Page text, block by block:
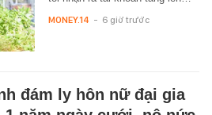
MONEY.14 - 6 giờ trước
đám ly hôn nữ đại gia